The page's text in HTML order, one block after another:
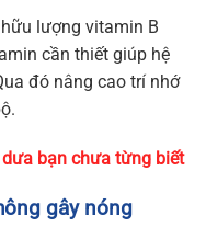
lượng vitamin B
cần thiết giúp hệ
đó nâng cao trí nhớ
bạn chưa từng biết
gây nóng